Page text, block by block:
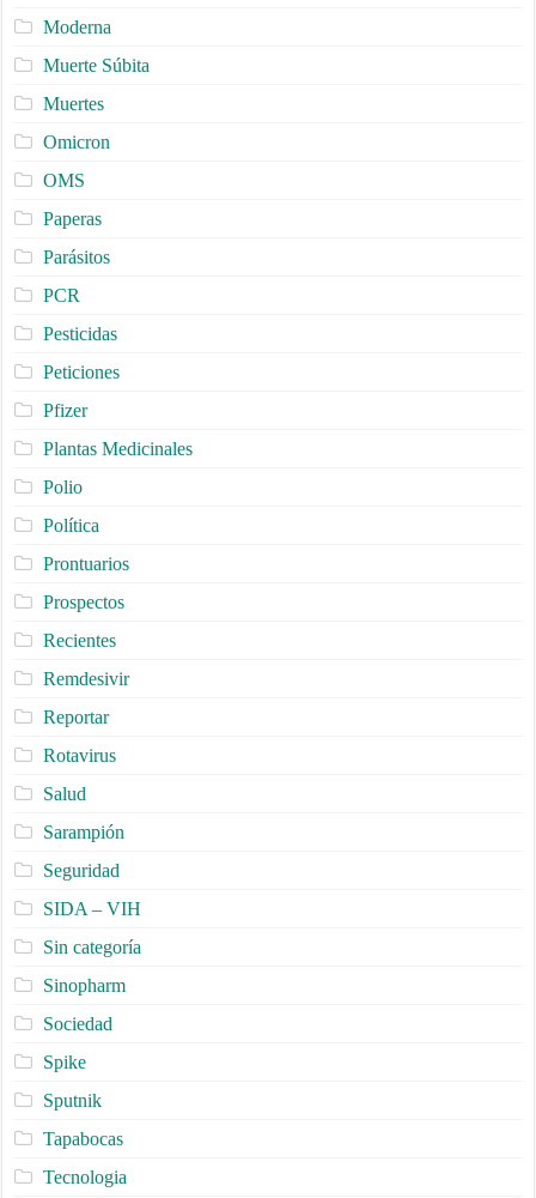
Moderna
Muerte Súbita
Muertes
Omicron
OMS
Paperas
Parásitos
PCR
Pesticidas
Peticiones
Pfizer
Plantas Medicinales
Polio
Política
Prontuarios
Prospectos
Recientes
Remdesivir
Reportar
Rotavirus
Salud
Sarampión
Seguridad
SIDA – VIH
Sin categoría
Sinopharm
Sociedad
Spike
Sputnik
Tapabocas
Tecnologia